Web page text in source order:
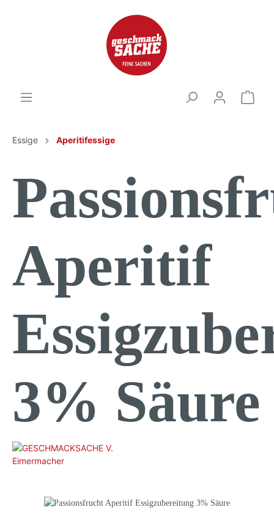
Essige Aperitifessige
Aperitif
3% Säure